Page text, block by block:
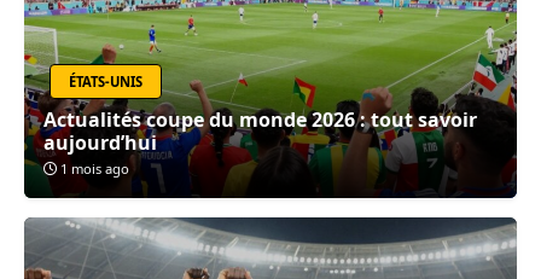
ÉTATS-UNIS
Actualités coupe du monde 2026 : tout savoir
aujourd’hui
1 mois ago